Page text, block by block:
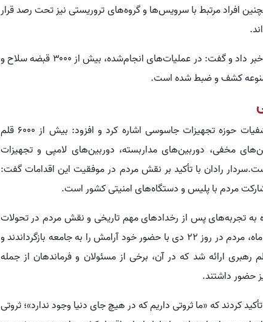
افراد مرتبط با سرویس‌ها و گروه‌های تروریستی نیز تحت رصد قرار
وی در ادامه از کشفیات گسترده تسلیحاتی خبر داد و گفت: در عملیات‌های انجام‌شده، بیش از ۳۰۰۰ قبضه سلاح و
کشف و ضبط شده است.
فرمانده کل انتظامی کشور همچنین به کشفیات حوزه تجهیزات جاسوسی اشاره کرد و افزود: بیش از ۶۰۰۰ قلم
مخفی، دوربین‌های مداربسته، دوربین‌های لامپی و تجهیزات
رادان با تأکید بر نقش مردم در موفقیت این اقدامات گفت:
مردم با پلیس و دستگاه‌های امنیتی کشور است.
به تجربه‌های پس از رخدادهای مهم تاریخی و نقش مردم در تحولات
کشور گفت: پس از اغتشاشات ۱۸ و ۱۹ دی ماه، مردم در روز ۲۲ دی با حضور خود آرامش را به جامعه بازگرداندند و
ارائه شد که در آن، برخی از مسئولان و فرماندهان از جمله
حضور داشتند.
کردند که «ما ثروتی داریم که در هیچ جای دنیا وجود ندارد»؛ ثروتی